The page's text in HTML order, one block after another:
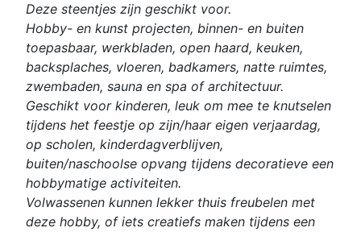
Deze steentjes zijn geschikt voor.
Hobby- en kunst projecten, binnen- en buiten
toepasbaar, werkbladen, open haard, keuken,
backsplaches, vloeren, badkamers, natte ruimtes,
zwembaden, sauna en spa of architectuur.
Geschikt voor kinderen, leuk om mee te knutselen
tijdens het feestje op zijn/haar eigen verjaardag,
op scholen, kinderdagverblijven,
buiten/naschoolse opvang tijdens decoratieve een
hobbymatige activiteiten.
Volwassenen kunnen lekker thuis freubelen met
deze hobby, of iets creatiefs maken tijdens een